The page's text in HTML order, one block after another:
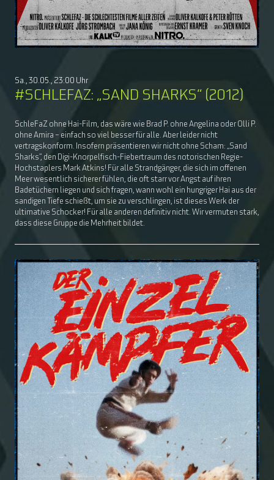
Sa., 30.05., 23:00 Uhr
#SCHLEFAZ: „SAND SHARKS“ (2012)
SchleFaZ ohne Hai-Film, das wäre wie Brad P. ohne Angelina oder Olli P.
ohne Amira – einfach so viel besser für alle. Aber leider nicht
vertragskonform. Insofern präsentieren wir nicht ohne Scham: „Sand
Sharks“, den Digi-Knorpelfisch-Fiebertraum des notorischen Regie-
Hochstaplers Mark Atkins! Für alle Strandgänger, die sich im offenen
Meer wesentlich sicherer fühlen, die oft starr vor Angst auf ihren
Badetüchern liegen und sich fragen, wann wohl ein hungriger Hai aus der
sandigen Tiefe schießt, um sie zu verschlingen, ist dieses Werk der
ultimative Schocker! Für alle anderen definitiv nicht. Wir vermuten stark,
dass diese Gruppe die Mehrheit bildet.